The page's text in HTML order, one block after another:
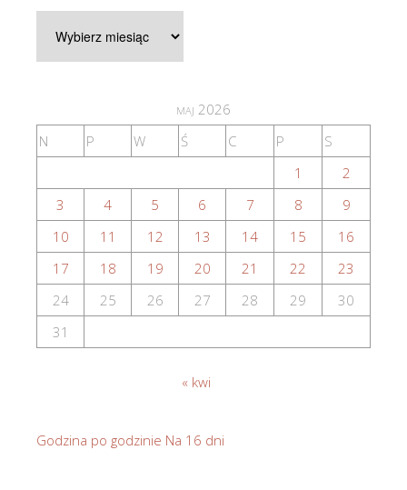
archiwalne
maj 2026
N
P W Ś C P
S
1
2
3
4 5 6 7 8
9
10
11 12 13 14 15
16
17
18 19 20 21 22
23
24
25 26 27 28 29
30
31
« kwi
Godzina po godzinie Na 16 dni